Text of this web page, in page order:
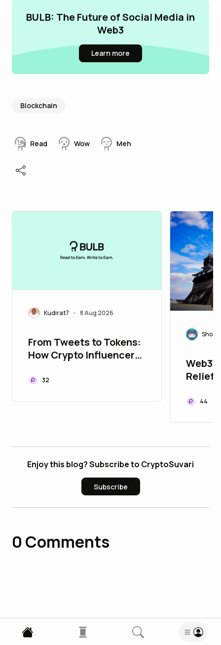
BULB: The Future of Social Media in
Web3
Learn more
Blockchain
Read Wow Meh
Kudirat7 • 8 Aug 2026
From Tweets to Tokens:
How Crypto Influencers
of Cryptocurrency
32
Web3
Relief:
44
Enjoy this blog? Subscribe to CryptoSuvari
Subscribe
0 Comments